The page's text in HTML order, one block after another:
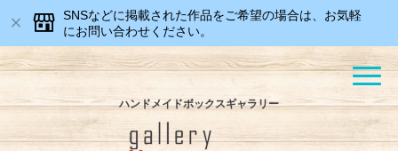
SNSなどに掲載された作品をご希望の場合は、お気軽
にお問い合わせください。
ハンドメイドボックスギャラリー